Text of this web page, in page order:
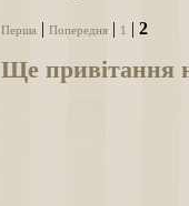
Перша Попередня 1 2
Ще привітання